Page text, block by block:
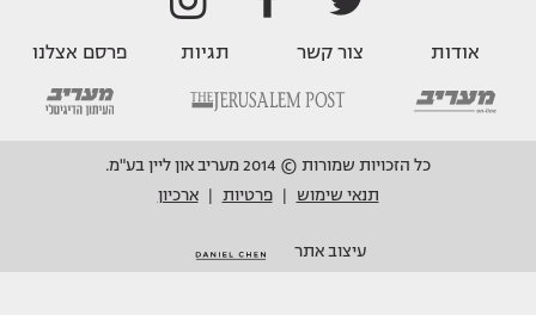
אודות צור קשר תגיות פרסם אצלנו
כל הזכויות שמורות © 2014 מעריב און ליין בע"מ.
תנאי שימוש
פרטיות ארכיון
עיצוב אתר